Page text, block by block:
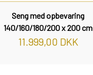
Seng med opbevaring
140/160/180/200 x 200 cm
11.999,00 DKK